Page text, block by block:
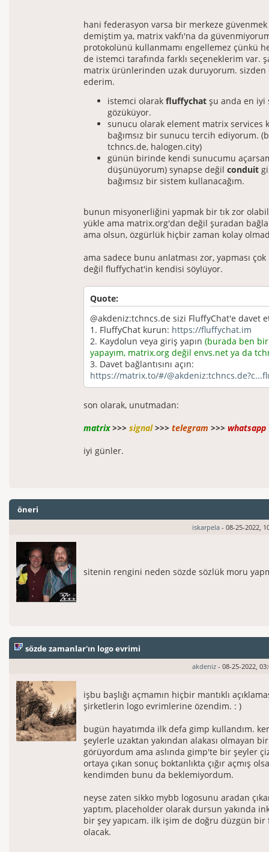
hani federasyon varsa bir merkeze
demiştim ya, matrix vakfı'na da
protokolünü kullanmamı engellemez çünkü
de istemci tarafında farklı seçeneklerim var.
matrix ürünlerinden uzak duruyorum.
ederim.
istemci olarak fluffychat şu anda en iyi
gözüküyor.
sunucu olarak element matrix services
bağımsız bir sunucu tercih ediyorum.
tchncs.de, halogen.city)
günün birinde kendi sunucumu
düşünüyorum) synapse değil conduit
bağımsız bir sistem kullanacağım.
bunun misyonerliğini yapmak bir tık zor
yükle ama matrix.org'dan değil şuradan
ama olsun, özgürlük hiçbir zaman kolay
ama sadece bunu anlatması zor, yapması çok
değil fluffychat'in kendisi söylüyor.
Quote:
@akdeniz:tchncs.de sizi FluffyChat'e davet
1. FluffyChat kurun: https://fluffychat.im
2. Kaydolun veya giriş yapın (burada ben
yapayım, matrix.org değil envs.net ya da
3. Davet bağlantısını açın:
https://matrix.to/#/
son olarak, unutmadan:
matrix>>> signal>>> telegram >>> whatsapp
iyi günler.
öneri
iskarpela - 08-25-2022,
sitenin rengini neden sözde sözlük moru
sözde zamanlar'ın logo evrimi
akdeniz - 08-25-2022,
işbu başlığı açmamın hiçbir mantıklı
şirketlerin logo evrimlerine özendim. : )
bugün hayatımda ilk defa gimp kullandım.
şeylerle uzaktan yakından alakası olmayan
görüyordum ama aslında gimp'te bir şeyler
ortaya çıkan sonuç boktanlıkta çığır açmış
kendimden bunu da beklemiyordum.
neyse zaten sikko mybb logosunu aradan
yaptım, placeholder olarak dursun yakında
bir şey yapıcam. ilk işim de doğru düzgün bir
olacak.